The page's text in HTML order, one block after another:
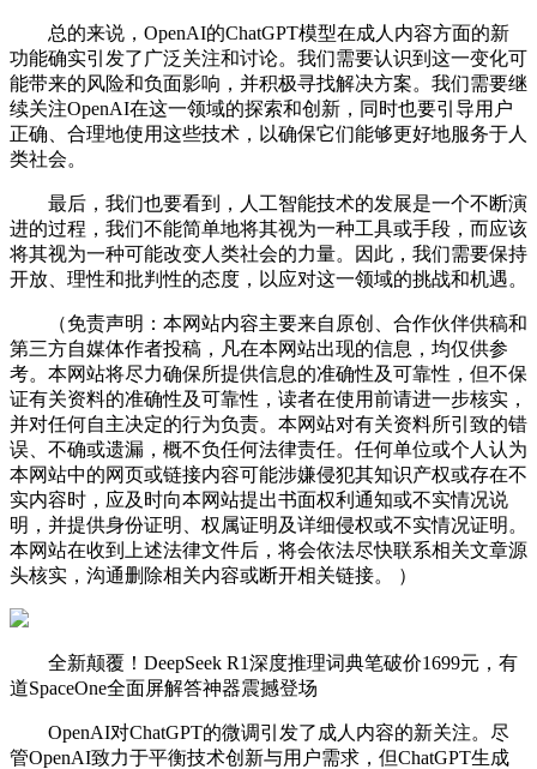
总的来说，OpenAI的ChatGPT模型在成人内容方面的新
功能确实引发了广泛关注和讨论。我们需要认识到这一变化可
能带来的风险和负面影响，并积极寻找解决方案。我们需要继
续关注OpenAI在这一领域的探索和创新，同时也要引导用户
正确、合理地使用这些技术，以确保它们能够更好地服务于人
类社会。
最后，我们也要看到，人工智能技术的发展是一个不断演
进的过程，我们不能简单地将其视为一种工具或手段，而应该
将其视为一种可能改变人类社会的力量。因此，我们需要保持
开放、理性和批判性的态度，以应对这一领域的挑战和机遇。
（免责声明：本网站内容主要来自原创、合作伙伴供稿和
第三方自媒体作者投稿，凡在本网站出现的信息，均仅供参
考。本网站将尽力确保所提供信息的准确性及可靠性，但不保
证有关资料的准确性及可靠性，读者在使用前请进一步核实，
并对任何自主决定的行为负责。本网站对有关资料所引致的错
误、不确或遗漏，概不负任何法律责任。任何单位或个人认为
本网站中的网页或链接内容可能涉嫌侵犯其知识产权或存在不
实内容时，应及时向本网站提出书面权利通知或不实情况说
明，并提供身份证明、权属证明及详细侵权或不实情况证明。
本网站在收到上述法律文件后，将会依法尽快联系相关文章源
头核实，沟通删除相关内容或断开相关链接。 ）
全新颠覆！DeepSeek R1深度推理词典笔破价1699元，有
道SpaceOne全面屏解答神器震撼登场
OpenAI对ChatGPT的微调引发了成人内容的新关注。尽
管OpenAI致力于平衡技术创新与用户需求，但ChatGPT生成